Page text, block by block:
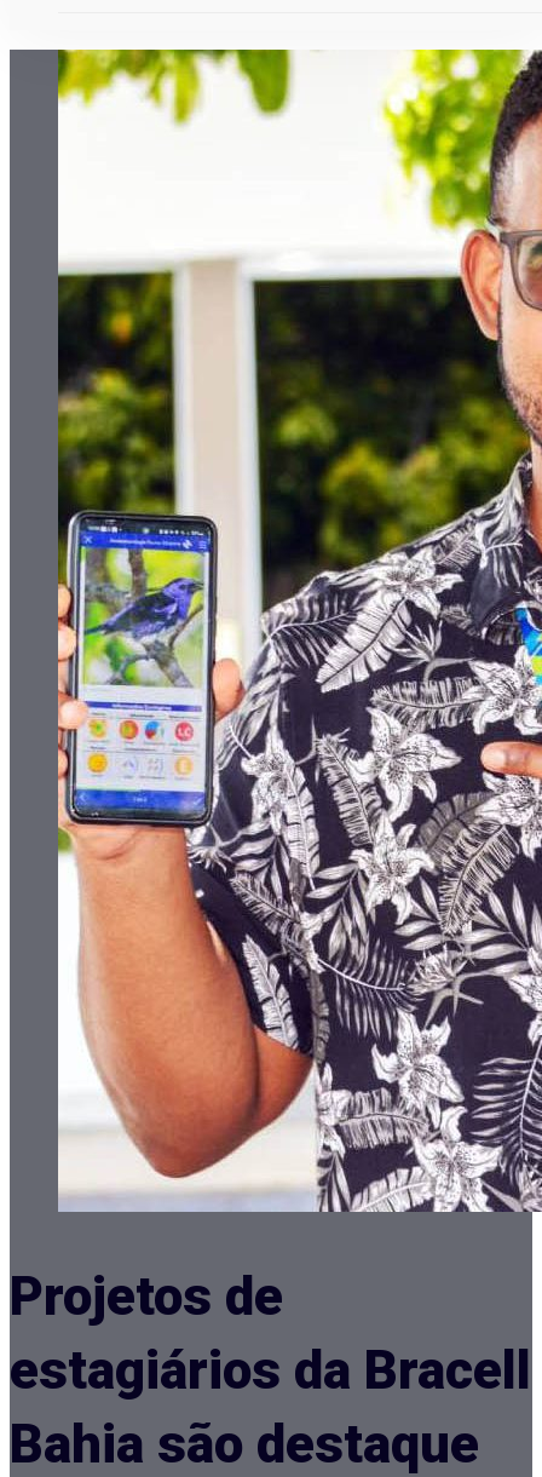
Projetos de
estagiários da Bracell
Bahia são destaque